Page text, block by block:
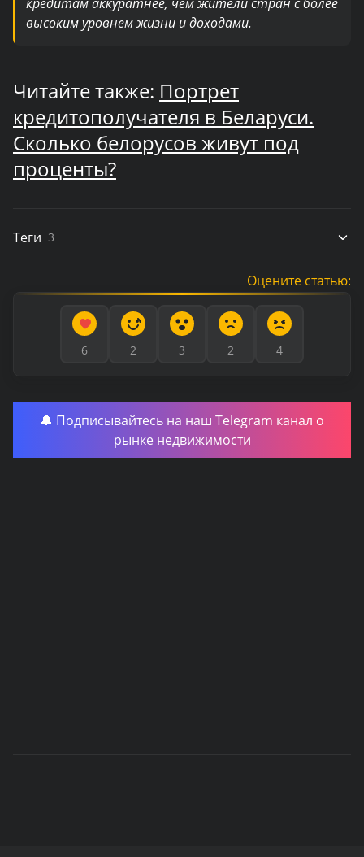
высоким уровнем жизни и доходами.
Читайте также: Портрет
кредитополучателя в Беларуси.
Сколько белорусов живут под
проценты?
Теги 3
Оцените статью:
6 2 3 2 4
🔔 Подписывайтесь на наш Telegram канал о
рынке недвижимости